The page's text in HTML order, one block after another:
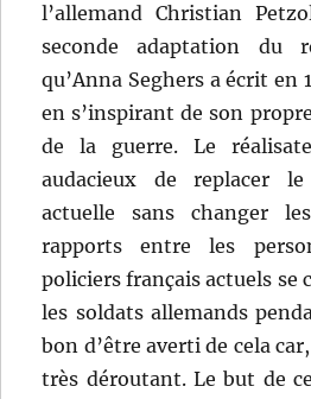
l’allemand Christian
seconde adaptation du
qu’Anna Seghers a écrit en
en s’inspirant de son
de la guerre. Le
audacieux de replacer
actuelle sans changer
rapports entre les
policiers français actuels se
les soldats allemands
bon d’être averti de cela
très déroutant. Le but de